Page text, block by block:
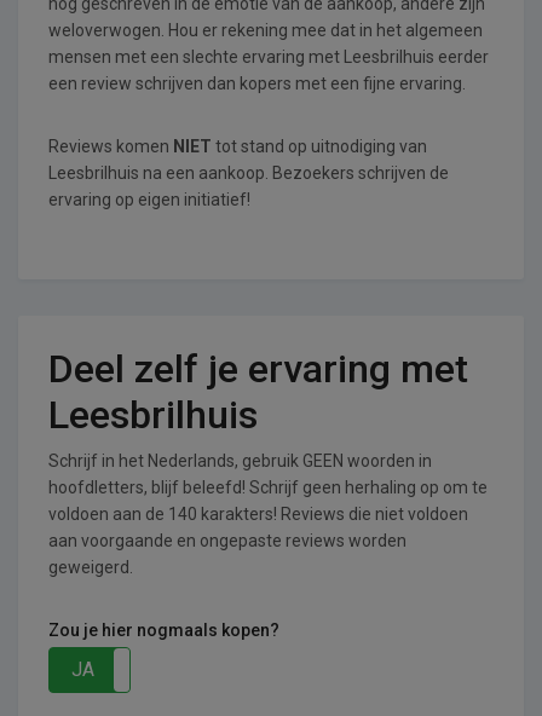
weloverwogen. Hou er rekening mee dat in het algemeen
mensen met een slechte ervaring met Leesbrilhuis eerder
een review schrijven dan kopers met een fijne ervaring.
Reviews komen NIET tot stand op uitnodiging van
Leesbrilhuis na een aankoop. Bezoekers schrijven de
ervaring op eigen initiatief!
Deel zelf je ervaring met
Leesbrilhuis
Schrijf in het Nederlands, gebruik GEEN woorden in
hoofdletters, blijf beleefd! Schrijf geen herhaling op om te
voldoen aan de 140 karakters! Reviews die niet voldoen
aan voorgaande en ongepaste reviews worden
geweigerd.
Zou je hier nogmaals kopen?
JA